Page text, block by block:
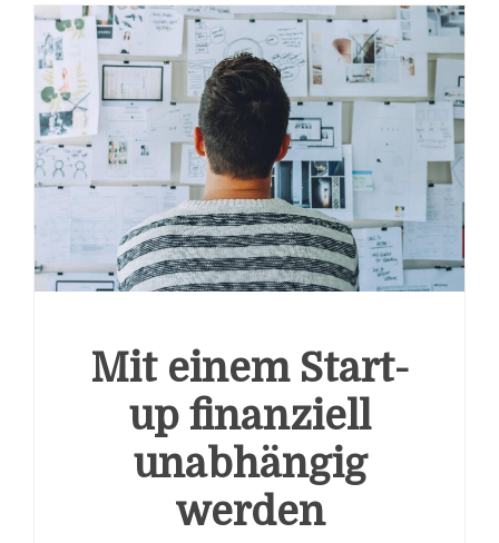
Mit einem Start-
up finanziell
unabhängig
werden